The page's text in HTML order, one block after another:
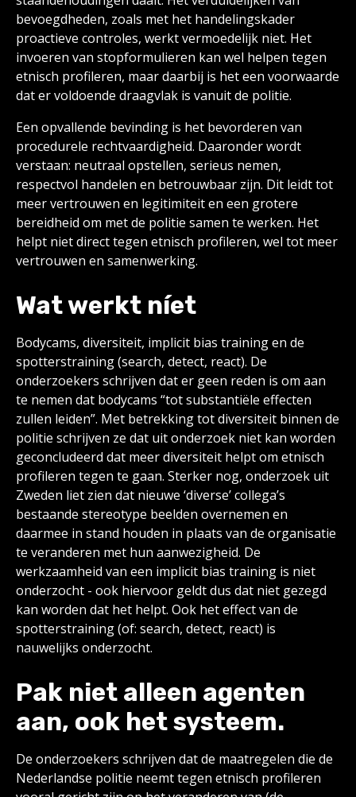
bevoegdheden, zoals met het handelingskader
proactieve controles, werkt vermoedelijk niet. Het
invoeren van stopformulieren kan wel helpen tegen
etnisch profileren, maar daarbij is het een voorwaarde
dat er voldoende draagvlak is vanuit de politie.
Een opvallende bevinding is het bevorderen van
procedurele rechtvaardigheid. Daaronder wordt
verstaan: neutraal opstellen, serieus nemen,
respectvol handelen en betrouwbaar zijn. Dit leidt tot
meer vertrouwen en legitimiteit en een grotere
bereidheid om met de politie samen te werken. Het
helpt niet direct tegen etnisch profileren, wel tot meer
vertrouwen en samenwerking.
Wat werkt níet
Bodycams, diversiteit, implicit bias training en de
spotterstraining (search, detect, react). De
onderzoekers schrijven dat er geen reden is om aan
te nemen dat bodycams “tot substantiële effecten
zullen leiden”. Met betrekking tot diversiteit binnen de
politie schrijven ze dat uit onderzoek niet kan worden
geconcludeerd dat meer diversiteit helpt om etnisch
profileren tegen te gaan. Sterker nog, onderzoek uit
Zweden liet zien dat nieuwe ‘diverse’ collega’s
bestaande stereotype beelden overnemen en
daarmee in stand houden in plaats van de organisatie
te veranderen met hun aanwezigheid. De
werkzaamheid van een implicit bias training is niet
onderzocht - ook hiervoor geldt dus dat niet gezegd
kan worden dat het helpt. Ook het effect van de
spotterstraining (of: search, detect, react) is
nauwelijks onderzocht.
Pak niet alleen agenten
aan, ook het systeem.
De onderzoekers schrijven dat de maatregelen die de
Nederlandse politie neemt tegen etnisch profileren